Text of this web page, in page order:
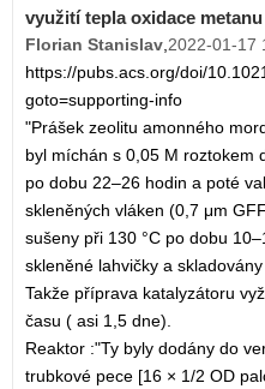
využití tepla oxidace metanu
Florian Stanislav,2022-01-17
https://pubs.acs.org/doi/
goto=supporting-info
"Prášek zeolitu amonného
byl míchán s 0,05 M roztokem
po dobu 22–26 hodin a poté
skleněných vláken (0,7 μm
sušeny při 130 °C po dobu
skleněné lahvičky a
Takže příprava katalyzátoru
času ( asi 1,5 dne).
Reaktor :"Ty byly dodány do
trubkové pece [16 × 1/2 OD